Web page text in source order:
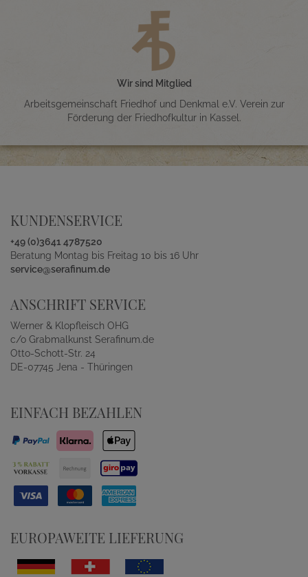
Wir sind Mitglied
Arbeitsgemeinschaft Friedhof und Denkmal e.V. Verein zur
Förderung der Friedhofkultur in Kassel.
KUNDENSERVICE
+49 (0)3641 4787520
Beratung Montag bis Freitag 10 bis 16 Uhr
service@serafinum.de
ANSCHRIFT SERVICE
Werner & Klopfleisch OHG
c/o Grabmalkunst Serafinum.de
Otto-Schott-Str. 24
DE-07745 Jena - Thüringen
EINFACH BEZAHLEN
EUROPAWEITE LIEFERUNG